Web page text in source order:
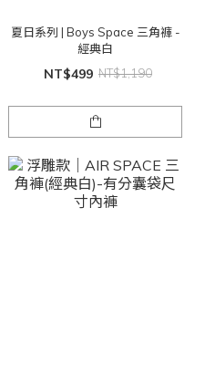
夏日系列 | Boys Space 三角褲 -
經典白
NT$499 NT$1,190